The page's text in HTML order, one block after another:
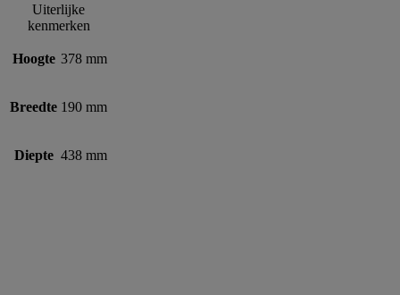
Uiterlijke
kenmerken
Hoogte 378 mm
Breedte 190 mm
Diepte 438 mm